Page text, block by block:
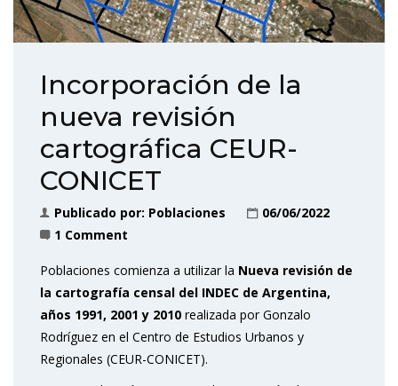
Incorporación de la
nueva revisión
cartográfica CEUR-
CONICET
Publicado por: Poblaciones
06/06/2022
1 Comment
Poblaciones comienza a utilizar la Nueva revisión de
la cartografía censal del INDEC de Argentina,
años 1991, 2001 y 2010 realizada por Gonzalo
Rodríguez en el Centro de Estudios Urbanos y
Regionales (CEUR-CONICET).